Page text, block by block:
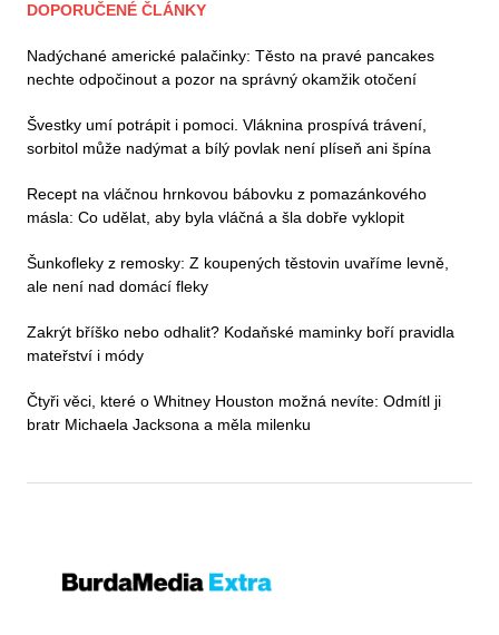
DOPORUČENÉ ČLÁNKY
Nadýchané americké palačinky: Těsto na pravé pancakes
nechte odpočinout a pozor na správný okamžik otočení
Švestky umí potrápit i pomoci. Vláknina prospívá trávení,
sorbitol může nadýmat a bílý povlak není plíseň ani špína
Recept na vláčnou hrnkovou bábovku z pomazánkového
másla: Co udělat, aby byla vláčná a šla dobře vyklopit
Šunkofleky z remosky: Z koupených těstovin uvaříme levně,
ale není nad domácí fleky
Zakrýt bříško nebo odhalit? Kodaňské maminky boří pravidla
mateřství i módy
Čtyři věci, které o Whitney Houston možná nevíte: Odmítl ji
bratr Michaela Jacksona a měla milenku